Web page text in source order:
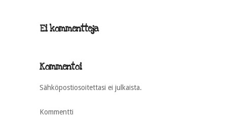
Ei kommentteja
Kommentoi
Sähköpostiosoitettasi ei julkaista.
Kommentti